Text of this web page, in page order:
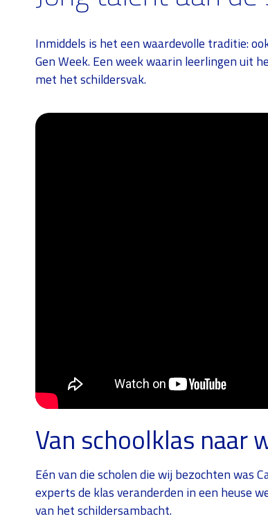
Inmiddels is het een waardevolle traditie:
Gen Week. Een week waarin leerlingen uit
met het schildersvak.
Van schoolklas naar
Eén van die scholen die wij bezochten was
experts de klas veranderden in een heuse
van het schildersambacht.